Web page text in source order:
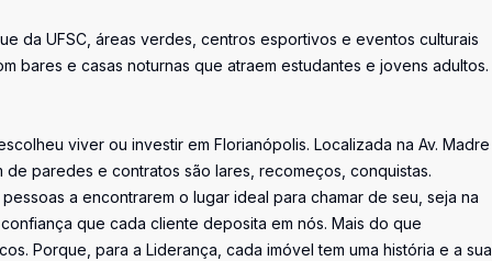
da UFSC, áreas verdes, centros esportivos e eventos culturais
bares e casas noturnas que atraem estudantes e jovens adultos.
viver ou investir em Florianópolis. Localizada na Av. Madre
paredes e contratos são lares, recomeços, conquistas.
a encontrarem o lugar ideal para chamar de seu, seja na
que cada cliente deposita em nós. Mais do que
Porque, para a Liderança, cada imóvel tem uma história e a sua